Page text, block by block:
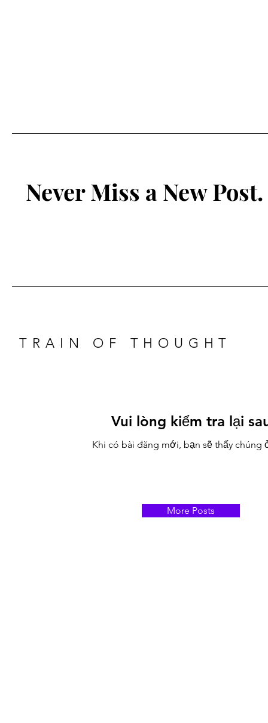
Never Miss a New Post.
TRAIN OF THOUGHT
Vui lòng kiểm tra lại
Khi có bài đăng mới, bạn sẽ thấy chúng
More Posts